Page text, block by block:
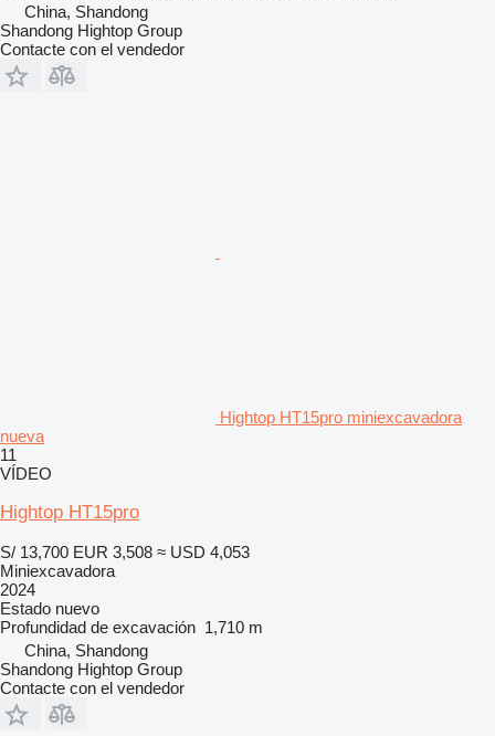
China, Shandong
Shandong Hightop Group
Contacte con el vendedor
Hightop HT15pro miniexcavadora
nueva
11
VÍDEO
Hightop HT15pro
S/ 13,700 EUR 3,508 ≈ USD 4,053
Miniexcavadora
2024
Estado nuevo
Profundidad de excavación 1,710 m
China, Shandong
Shandong Hightop Group
Contacte con el vendedor